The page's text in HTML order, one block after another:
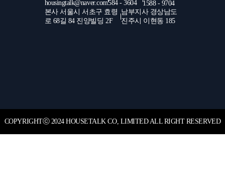
housingtalk@naver.com584 - 3604
1588 - 9704
본사 서울시 서초구 효령
로 68길 84 진양빌딩 2F
남부지사 경상남도
진주시 이현동 185
COPYRIGHTⓒ2024 HOUSETALK CO, LIMITED ALL RIGHT RESERVED